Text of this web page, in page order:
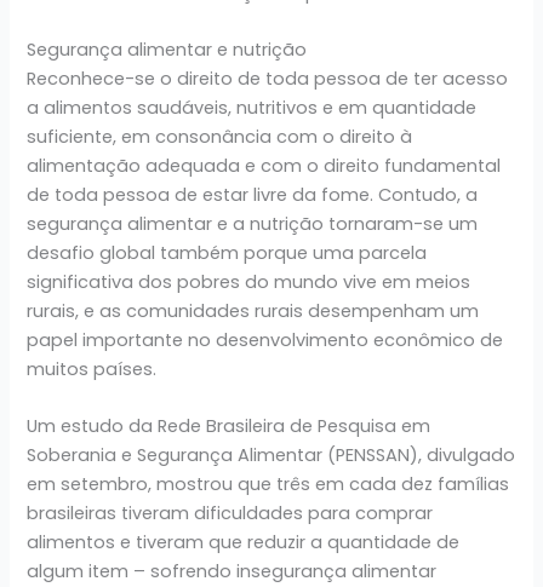
Segurança alimentar e nutrição
Reconhece-se o direito de toda pessoa de ter acesso
a alimentos saudáveis, nutritivos e em quantidade
suficiente, em consonância com o direito à
alimentação adequada e com o direito fundamental
de toda pessoa de estar livre da fome. Contudo, a
segurança alimentar e a nutrição tornaram-se um
desafio global também porque uma parcela
significativa dos pobres do mundo vive em meios
rurais, e as comunidades rurais desempenham um
papel importante no desenvolvimento econômico de
muitos países.
Um estudo da Rede Brasileira de Pesquisa em
Soberania e Segurança Alimentar (PENSSAN), divulgado
em setembro, mostrou que três em cada dez famílias
brasileiras tiveram dificuldades para comprar
alimentos e tiveram que reduzir a quantidade de
algum item – sofrendo insegurança alimentar